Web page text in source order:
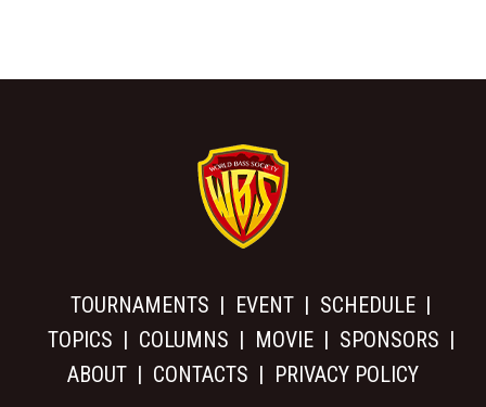
TOURNAMENTS EVENT
SCHEDULE
TOPICS
COLUMNS MOVIE
SPONSORS
ABOUT
CONTACTS PRIVACY POLICY